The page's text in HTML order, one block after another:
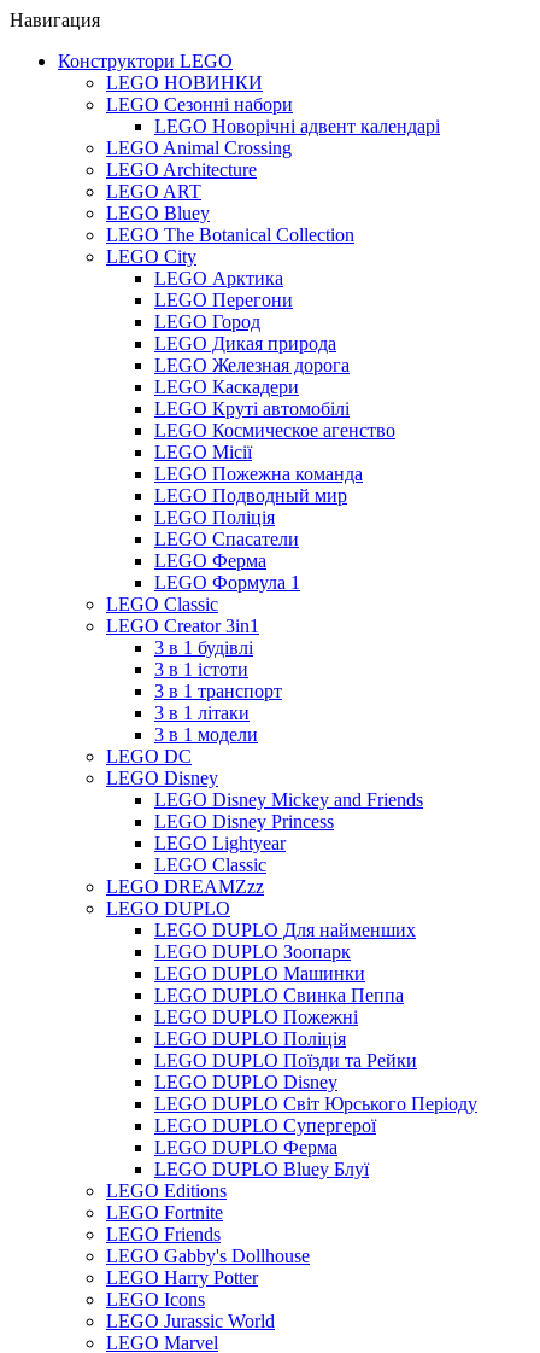
Навигация
Конструктори LEGO
LEGO НОВИНКИ
LEGO Сезонні набори
LEGO Новорічні адвент календарі
LEGO Animal Crossing
LEGO Architecture
LEGO ART
LEGO Bluey
LEGO The Botanical Collection
LEGO City
LEGO Арктика
LEGO Перегони
LEGO Город
LEGO Дикая природа
LEGO Железная дорога
LEGO Каскадери
LEGO Круті автомобілі
LEGO Космическое агенство
LEGO Місії
LEGO Пожежна команда
LEGO Подводный мир
LEGO Поліція
LEGO Спасатели
LEGO Ферма
LEGO Формула 1
LEGO Classic
LEGO Creator 3in1
3 в 1 будівлі
3 в 1 істоти
3 в 1 транспорт
3 в 1 літаки
3 в 1 модели
LEGO DC
LEGO Disney
LEGO Disney Mickey and Friends
LEGO Disney Princess
LEGO Lightyear
LEGO Classic
LEGO DREAMZzz
LEGO DUPLO
LEGO DUPLO Для найменших
LEGO DUPLO Зоопарк
LEGO DUPLO Машинки
LEGO DUPLO Свинка Пеппа
LEGO DUPLO Пожежні
LEGO DUPLO Поліція
LEGO DUPLO Поїзди та Рейки
LEGO DUPLO Disney
LEGO DUPLO Світ Юрського Періоду
LEGO DUPLO Супергерої
LEGO DUPLO Ферма
LEGO DUPLO Bluey Блуї
LEGO Editions
LEGO Fortnite
LEGO Friends
LEGO Gabby's Dollhouse
LEGO Harry Potter
LEGO Icons
LEGO Jurassic World
LEGO Marvel